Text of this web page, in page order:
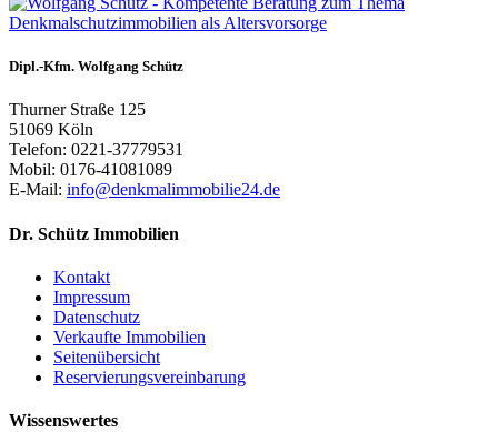
Dipl.-Kfm. Wolfgang Schütz
Thurner Straße 125
51069 Köln
Telefon: 0221-37779531
Mobil: 0176-41081089
E-Mail: info@denkmalimmobilie24.de
Dr. Schütz Immobilien
Kontakt
Impressum
Datenschutz
Verkaufte Immobilien
Seitenübersicht
Reservierungsvereinbarung
Wissenswertes